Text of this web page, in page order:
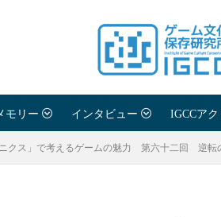
モリー インタビュー IGCCアク
ニクス」で考えるゲームの魅力 第六十二回 逆転